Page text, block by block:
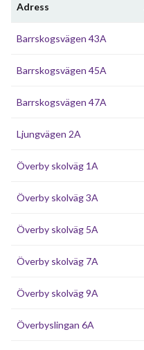
Adress
Barrskogsvägen 43A
Barrskogsvägen 45A
Barrskogsvägen 47A
Ljungvägen 2A
Överby skolväg 1A
Överby skolväg 3A
Överby skolväg 5A
Överby skolväg 7A
Överby skolväg 9A
Överbyslingan 6A